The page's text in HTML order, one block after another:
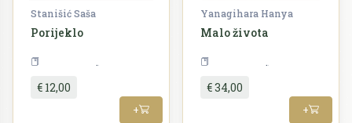
Stanišić Saša
Porijeklo
€ 12,00
+
Yanagihara Hanya
Malo života
€ 34,00
+